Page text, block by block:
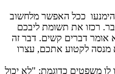
ככל האפשר מלחשוב
רכזו את תשומת ליבכם
אומר דברים קשים. דבר זה
לקטוע אתכם, עצרו
משפטים כדוגמת: "לא יכול